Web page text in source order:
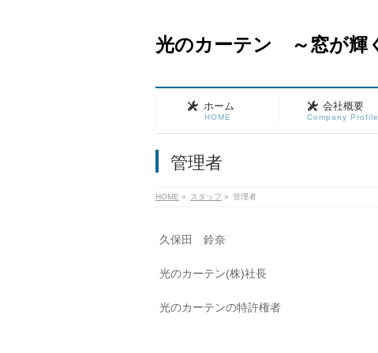
光のカーテン ～窓が輝
ホーム
HOME
会社概要
Company Profile
管理者
HOME » スタッフ » 管理者
久保田 鈴奈
光のカーテン(株)社長
光のカーテンの特許権者